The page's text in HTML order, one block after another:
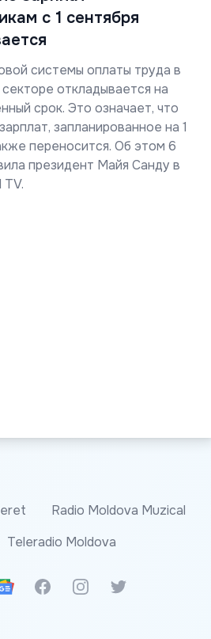
с 1 сентября
системы оплаты труда в
откладывается на
срок. Это означает, что
запланированное на 1
переносится. Об этом 6
президент Майя Санду в
TV.
Radio Moldova Muzical
Teleradio Moldova
News
FacebookInstagramTwitter